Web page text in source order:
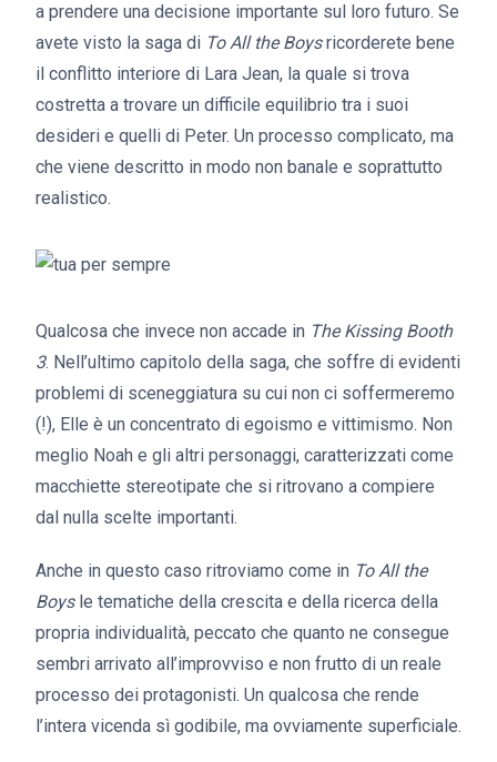
a prendere una decisione importante sul loro futuro. Se
avete visto la saga di To All the Boysricorderete bene
il conflitto interiore di Lara Jean, la quale si trova
costretta a trovare un difficile equilibrio tra i suoi
desideri e quelli di Peter. Un processo complicato, ma
che viene descritto in modo non banale e soprattutto
realistico.
Qualcosa che invece non accade in The Kissing Booth
3. Nell’ultimo capitolo della saga, che soffre di evidenti
problemi di sceneggiatura su cui non ci soffermeremo
(!), Elle è un concentrato di egoismo e vittimismo. Non
meglio Noah e gli altri personaggi, caratterizzati come
macchiette stereotipate che si ritrovano a compiere
dal nulla scelte importanti.
Anche in questo caso ritroviamo come in To All the
Boysle tematiche della crescita e della ricerca della
propria individualità, peccato che quanto ne consegue
sembri arrivato all’improvviso e non frutto di un reale
processo dei protagonisti. Un qualcosa che rende
l’intera vicenda sì godibile, ma ovviamente superficiale.